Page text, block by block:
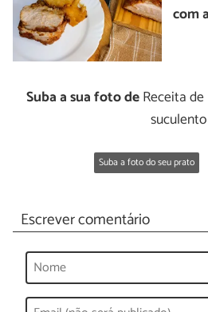
com
Suba a sua foto deReceita de
suculento
Suba a foto do seu prato
Escrever comentário